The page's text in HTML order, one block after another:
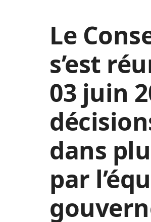
Le
s’est
03 juin
dans
par